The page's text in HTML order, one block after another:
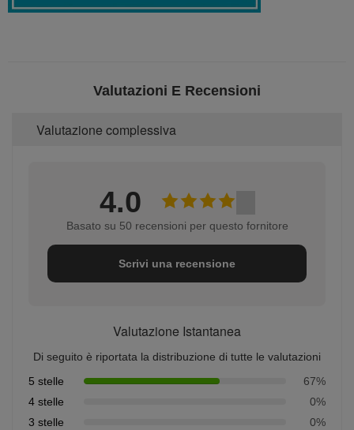
Valutazioni E Recensioni
Valutazione complessiva
4.0
Basato su 50 recensioni per questo fornitore
Scrivi una recensione
Valutazione Istantanea
Di seguito è riportata la distribuzione di tutte le valutazioni
5 stelle
67%
4 stelle
0%
3 stelle
0%